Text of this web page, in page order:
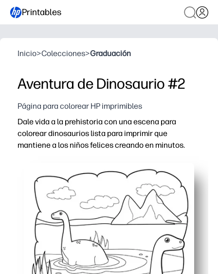
Printables
Inicio>Colecciones>Graduación
Aventura de Dinosaurio #2
Página para colorear HP imprimibles
Dale vida a la prehistoria con una escena para
colorear dinosaurios lista para imprimir que
mantiene a los niños felices creando en minutos.
Simplemente descargue, imprima y coloree, perfecto
Los dinos amigables y los contornos llamativos
Desarrolle habilidades motoras finas, reconocimiento
Úselo para los primeros terminadores, centros,